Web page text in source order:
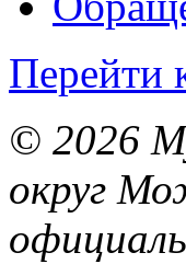
Перейти
© 2026
округ